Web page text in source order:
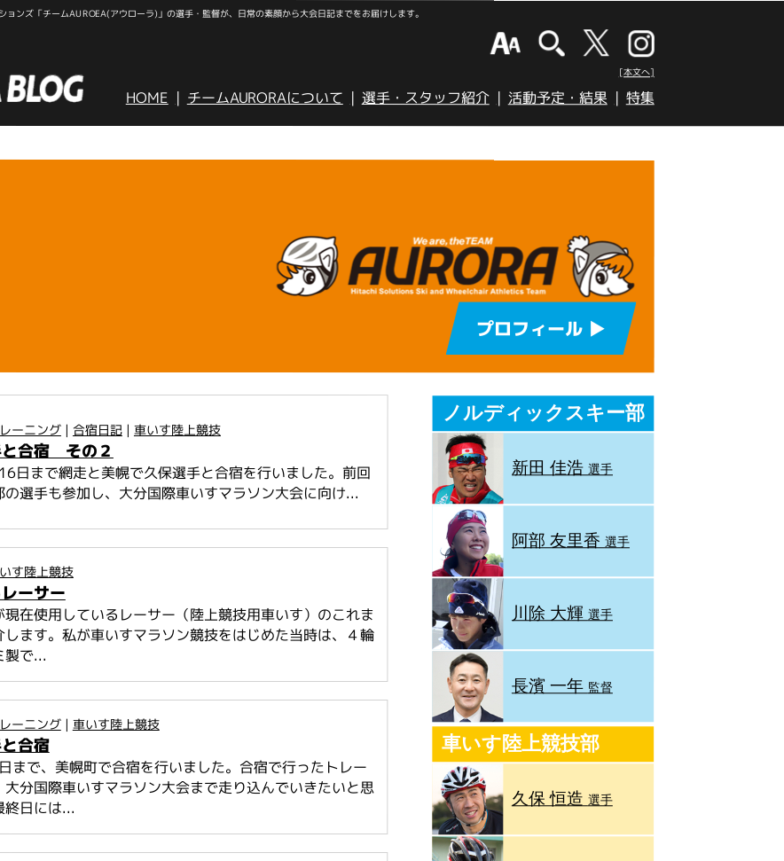
ンズ「チームAUROEA(アウローラ)」の選手・監督が、日常の素顔から大会日記までをお届けします。
[本文へ]
HOME チームAURORAについて 選手・スタッフ紹介 活動予定・結果 特集
プロフィール ▶︎
ーニング| 合宿日記| 車いす陸上競技
と合宿 その２
日まで網走と美幌で久保選手と合宿を行いました。前回
の選手も参加し、大分国際車いすマラソン大会に向け...
す陸上競技
ーサー
現在使用しているレーサー（陸上競技用車いす）のこれま
します。私が車いすマラソン競技をはじめた当時は、４輪
製で...
ーニング| 車いす陸上競技
合宿
まで、美幌町で合宿を行いました。合宿で行ったトレー
大分国際車いすマラソン大会まで走り込んでいきたいと思
終日には...
ノルディックスキー部
新田 佳浩選手
阿部 友里香 選手
川除 大輝 選手
長濱 一年 監督
車いす陸上競技部
久保 恒造 選手